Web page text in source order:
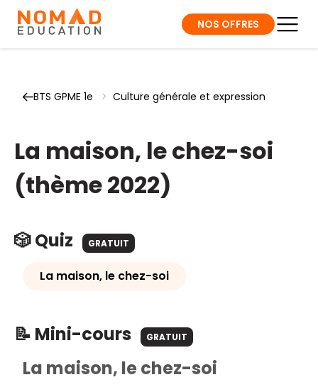
NOS OFFRES
BTS GPME 1e > Culture générale et expression
La maison, le chez-soi
(thème 2022)
🎲 Quiz GRATUIT
La maison, le chez-soi
📝 Mini-cours GRATUIT
La maison, le chez-soi